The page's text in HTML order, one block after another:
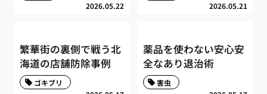
2026.05.22 2026.05.21
繁華街の裏側で戦う北
海道の店舗防除事例
ゴキブリ
薬品を使わない安心安
全なあり退治術
害虫